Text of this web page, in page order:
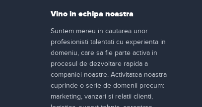
Vino in echipa noastra
Suntem mereu in cautarea unor
profesionisti talentati cu experienta in
domeniu, care sa fie parte activa in
procesul de dezvoltare rapida a
companiei noastre. Activitatea noastra
cuprinde o serie de domenii precum:
marketing, vanzari si relatii clienti,